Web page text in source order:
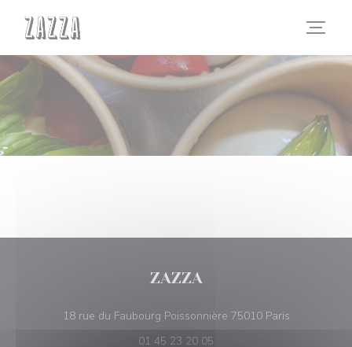
ZAZZA
18 rue du Faubourg Poissonnière 75010 Paris((新しいウ
01 45 23 20 05